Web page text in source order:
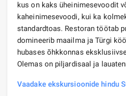
kus on kaks üheinimesevoodit
kaheinimesevoodi, kui ka
standardtoas. Restoran töötab
domineerib maailma ja Türgi
hubases õhkkonnas
Olemas on piljardisaal ja
Vaadake ekskursioonide hindu